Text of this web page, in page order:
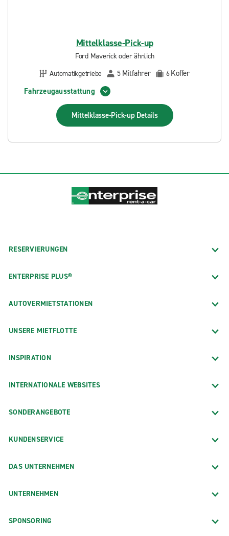
Mittelklasse-Pick-up
Ford Maverick oder ähnlich
Automatikgetriebe
5 Mitfahrer 6Koffer
Fahrzeugausstattung
Mittelklasse-Pick-up Details
RESERVIERUNGEN
ENTERPRISE PLUS®
AUTOVERMIETSTATIONEN
UNSERE MIETFLOTTE
INSPIRATION
INTERNATIONALE WEBSITES
SONDERANGEBOTE
KUNDENSERVICE
DAS UNTERNEHMEN
UNTERNEHMEN
SPONSORING